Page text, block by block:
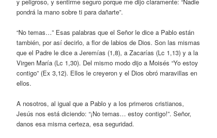
pondrá la mano sobre ti para dañarte”.
“No temas…” Esas palabras que el Señor le dice a Pablo están
también, por así decirlo, a flor de labios de Dios. Son las mismas
que el Padre le dice a Jeremías (1,8), a Zacarías (Lc 1,13) y a la
Virgen María (Lc 1,30). Del mismo modo dijo a Moisés “Yo estoy
contigo” (Ex 3,12). Ellos le creyeron y el Dios obró maravillas en
ellos.
A nosotros, al igual que a Pablo y a los primeros cristianos,
Jesús nos está diciendo: “¡No temas… estoy contigo!”. Señor,
danos esa misma certeza, esa seguridad.